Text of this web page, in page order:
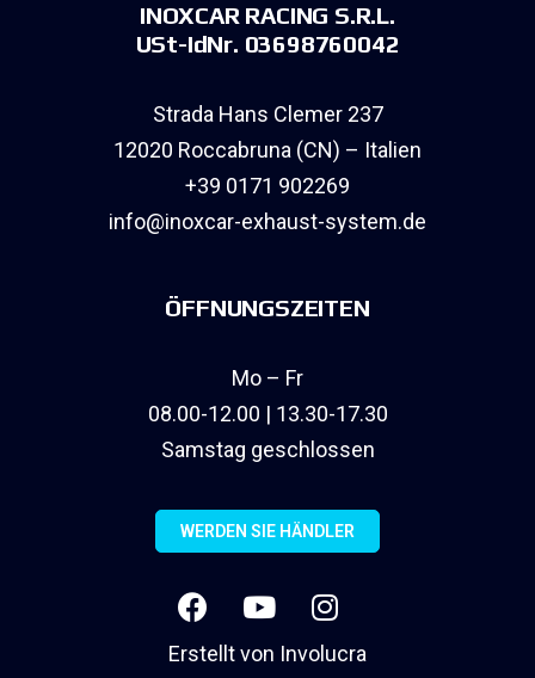
INOXCAR RACING S.R.L.
USt-IdNr. 03698760042
Strada Hans Clemer 237
12020 Roccabruna (CN) – Italien
+39 0171 902269
info@inoxcar-exhaust-system.de
ÖFFNUNGSZEITEN
Mo – Fr
08.00-12.00 | 13.30-17.30
Samstag geschlossen
WERDEN SIE HÄNDLER
Erstellt von Involucra